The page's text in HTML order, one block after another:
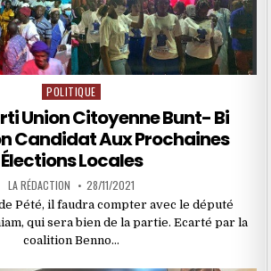
Posted
in
POLITIQUE
Union Citoyenne Bunt- Bi
Candidat Aux Prochaines
Élections Locales
LA RÉDACTION 28/11/2021
Pété, il faudra compter avec le député
qui sera bien de la partie. Ecarté par la
coalition Benno…